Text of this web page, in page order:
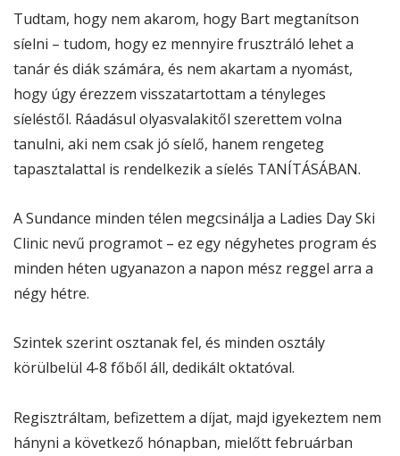
Tudtam, hogy nem akarom, hogy Bart megtanítson
síelni – tudom, hogy ez mennyire frusztráló lehet a
tanár és diák számára, és nem akartam a nyomást,
hogy úgy érezzem visszatartottam a tényleges
síeléstől. Ráadásul olyasvalakitől szerettem volna
tanulni, aki nem csak jó síelő, hanem rengeteg
tapasztalattal is rendelkezik a síelés TANÍTÁSÁBAN.
A Sundance minden télen megcsinálja a Ladies Day Ski
Clinic nevű programot – ez egy négyhetes program és
minden héten ugyanazon a napon mész reggel arra a
négy hétre.
Szintek szerint osztanak fel, és minden osztály
körülbelül 4-8 főből áll, dedikált oktatóval.
Regisztráltam, befizettem a díjat, majd igyekeztem nem
hányni a következő hónapban, mielőtt februárban